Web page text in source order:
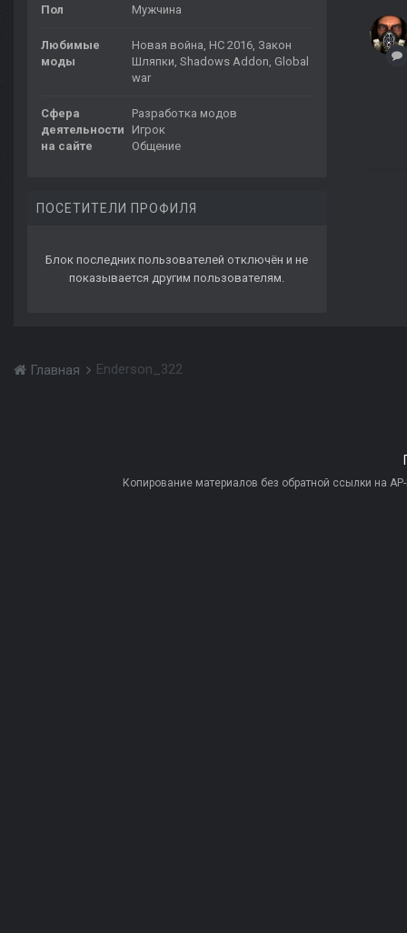
Пол Мужчина
Любимые
моды
Новая война, НС 2016, Закон
Шляпки, Shadows Addon, Global
war
Сфера
деятельности
на сайте
Разработка модов
Игрок
Общение
ПОСЕТИТЕЛИ ПРОФИЛЯ
Блок последних пользователей отключён и не
показывается другим пользователям.
Главная Enderson_322
Копирование материалов без обратной ссылки на